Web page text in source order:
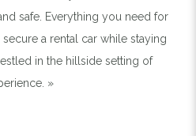
safe. Everything you need for
a rental car while staying
in the hillside setting of
»